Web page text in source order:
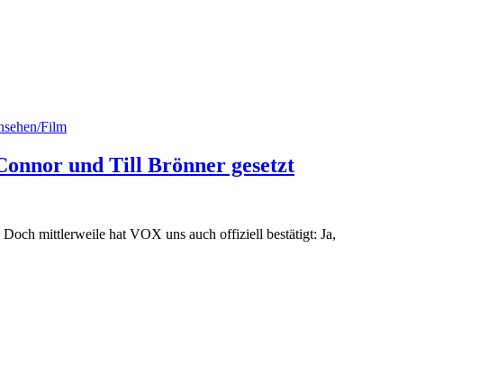
Film
und Till Brönner gesetzt
mittlerweile hat VOX uns auch offiziell bestätigt: Ja,